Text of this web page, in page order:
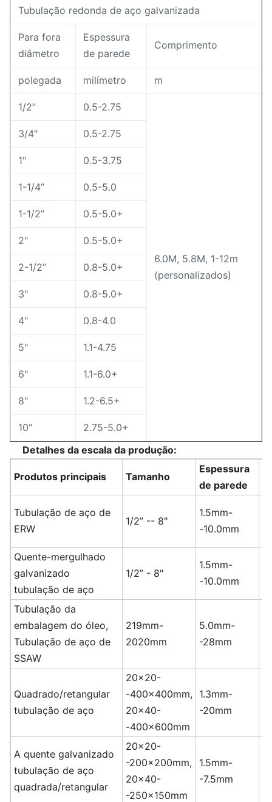
Tubulação redonda de aço galvanizada
Para fora
diâmetro
Espessura
de parede
Comprimento
polegada milímetro m
1/2” 0.5-2.75
6.0M, 5.8M, 1-12m
(personalizados)
3/4" 0.5-2.75
1" 0.5-3.75
1-1/4” 0.5-5.0
1-1/2” 0.5-5.0+
2" 0.5-5.0+
2-1/2” 0.8-5.0+
3" 0.8-5.0+
4" 0.8-4.0
5" 1.1-4.75
6" 1.1-6.0+
8" 1.2-6.5+
10"
2.75-5.0+
Detalhes da escala da produção:
Produtos principais Tamanho
Espessura
de parede
Tubulação de aço de
ERW
1/2” -- 8"
1.5mm-
-10.0mm
Quente-mergulhado
galvanizado
tubulação de aço
1/2” - 8"
1.5mm-
-10.0mm
Tubulação da
embalagem do óleo,
Tubulação de aço de
SSAW
219mm-
2020mm
5.0mm-
-28mm
Quadrado/retangular
tubulação de aço
20x20-
-400x400mm,
20x40-
-400x600mm
1.3mm-
-20mm
A quente galvanizado
tubulação de aço
quadrada/retangular
20x20-
-200x200mm,
20x40-
-250x150mm
1.5mm-
-7.5mm